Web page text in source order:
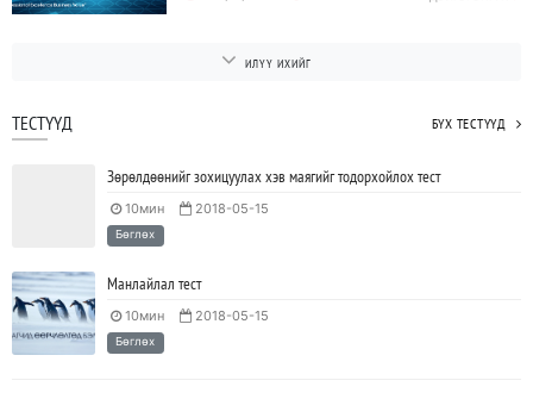
ИЛҮҮ ИХИЙГ
ТЕСТҮҮД БҮХ ТЕСТҮҮД
Зөрөлдөөнийг зохицуулах хэв маягийг тодорхойлох тест
10мин 2018-05-15
Бөглөх
Манлайлал тест
10мин 2018-05-15
Бөглөх